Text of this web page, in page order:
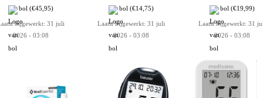
bol (€45,95)
bijgewerkt: 31 juli
2026 - 03:08
bol (€14,75)
Laatst bijgewerkt: 31 juli
2026 - 03:08
bol (€19,99)
Laatst bijgewerkt: 31
2026 - 03:08